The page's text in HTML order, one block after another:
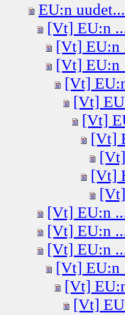
EU:n uudet...
[Vt] EU:n
[Vt] EU:n
[Vt] EU:n
[Vt]
[Vt]
[Vt]
[Vt]
[Vt]
[Vt] EU:n
[Vt] EU:n
[Vt] EU:n
[Vt] EU:n
[Vt]
[Vt]